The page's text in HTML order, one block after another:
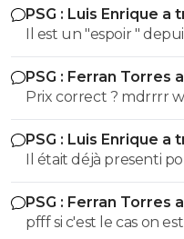
PSG : Luis Enrique
Il est un "espoir " depuis 2 ans espérons que
tour . S'il ne se blesse
PSG : Ferran Torres
Prix correct ? mdrrrr
contrat, la blague,
sur Godts
PSG : Luis Enrique
Il était déjà presenti
l'épaule en juin 2025
de saison. Espérons
PSG : Ferran Torres
pfff si c'est le cas on est des pigeons... la par contre ca va